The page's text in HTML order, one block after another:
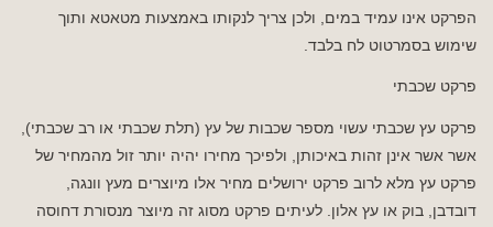
הפרקט אינו עמיד במים, ולכן צריך לנקותו באמצעות מטאטא ותוך
שימוש בסמרטוט לח בלבד.
פרקט שכבתי
פרקט עץ שכבתי עשוי מספר שכבות של עץ (תלת שכבתי או רב שכבתי),
אשר אשר אינן זהות באיכותן, ולפיכך מחירו יהיה יותר זול מהמחיר של
פרקט עץ מלא לרוב פרקט ירושלים מחיר אלו מיוצרים מעץ וונגה,
דובדבן, בוק או עץ אלון. לעיתים פרקט מסוג זה מיוצר מנסורת דחוסה